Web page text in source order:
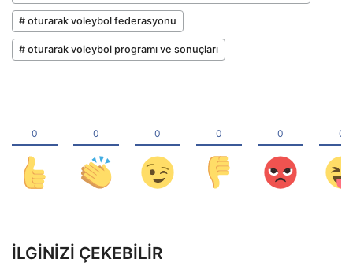
# oturarak voleybol federasyonu
# oturarak voleybol programı ve sonuçları
İLGINIZI ÇEKEBILIR